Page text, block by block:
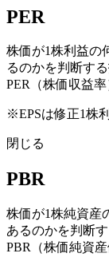
PER
株価が1株利益の
るのかを判断する
PER（株価収益率
※EPSは修正1株
閉じる
PBR
株価が1株純資産
あるのかを判断す
PBR（株価純資